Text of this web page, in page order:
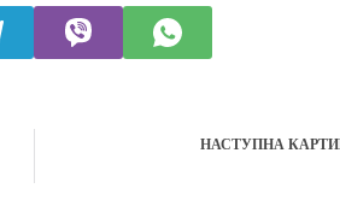
НАСТУПНА